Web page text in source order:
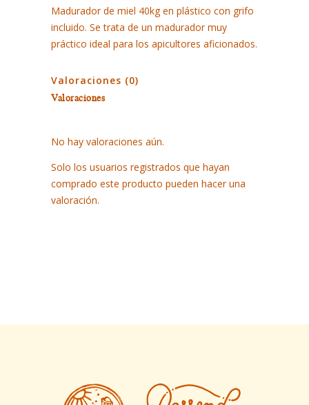
grifo
quantity
Madurador de miel 40kg en plástico con grifo
incluido. Se trata de un madurador muy
práctico ideal para los apicultores aficionados.
Valoraciones (0)
Valoraciones
No hay valoraciones aún.
Solo los usuarios registrados que hayan
comprado este producto pueden hacer una
valoración.